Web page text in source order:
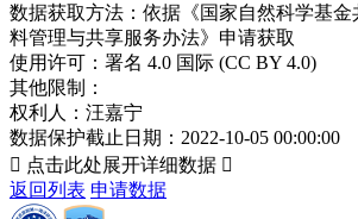
数据获取方法： 依据《国家自然科学基
料管理与共享服务办法》申请获取
使用许可： 署名 4.0 国际 (CC BY 4.0)
其他限制：
权利人： 汪嘉宁
数据保护截止日期： 2022-10-05 00:00:00
 点击此处展开详细数据 
返回列表 申请数据